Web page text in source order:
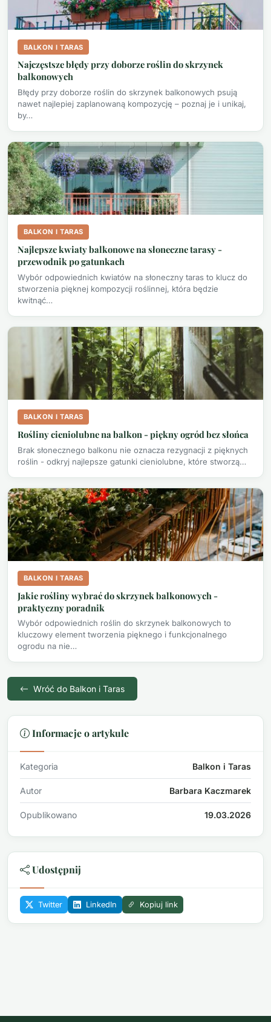
BALKON I TARAS
Najczęstsze błędy przy doborze roślin do skrzynek
balkonowych
Błędy przy doborze roślin do skrzynek balkonowych psują
nawet najlepiej zaplanowaną kompozycję – poznaj je i unikaj,
by…
BALKON I TARAS
Najlepsze kwiaty balkonowe na słoneczne tarasy -
przewodnik po gatunkach
Wybór odpowiednich kwiatów na słoneczny taras to klucz do
stworzenia pięknej kompozycji roślinnej, która będzie
kwitnąć…
BALKON I TARAS
Rośliny cieniolubne na balkon - piękny ogród bez słońca
Brak słonecznego balkonu nie oznacza rezygnacji z pięknych
roślin - odkryj najlepsze gatunki cieniolubne, które stworzą…
BALKON I TARAS
Jakie rośliny wybrać do skrzynek balkonowych -
praktyczny poradnik
Wybór odpowiednich roślin do skrzynek balkonowych to
kluczowy element tworzenia pięknego i funkcjonalnego
ogrodu na nie…
Wróć do Balkon i Taras
Informacje o artykule
Kategoria Balkon i Taras
Autor Barbara Kaczmarek
Opublikowano 19.03.2026
Udostępnij
Twitter LinkedIn Kopiuj link